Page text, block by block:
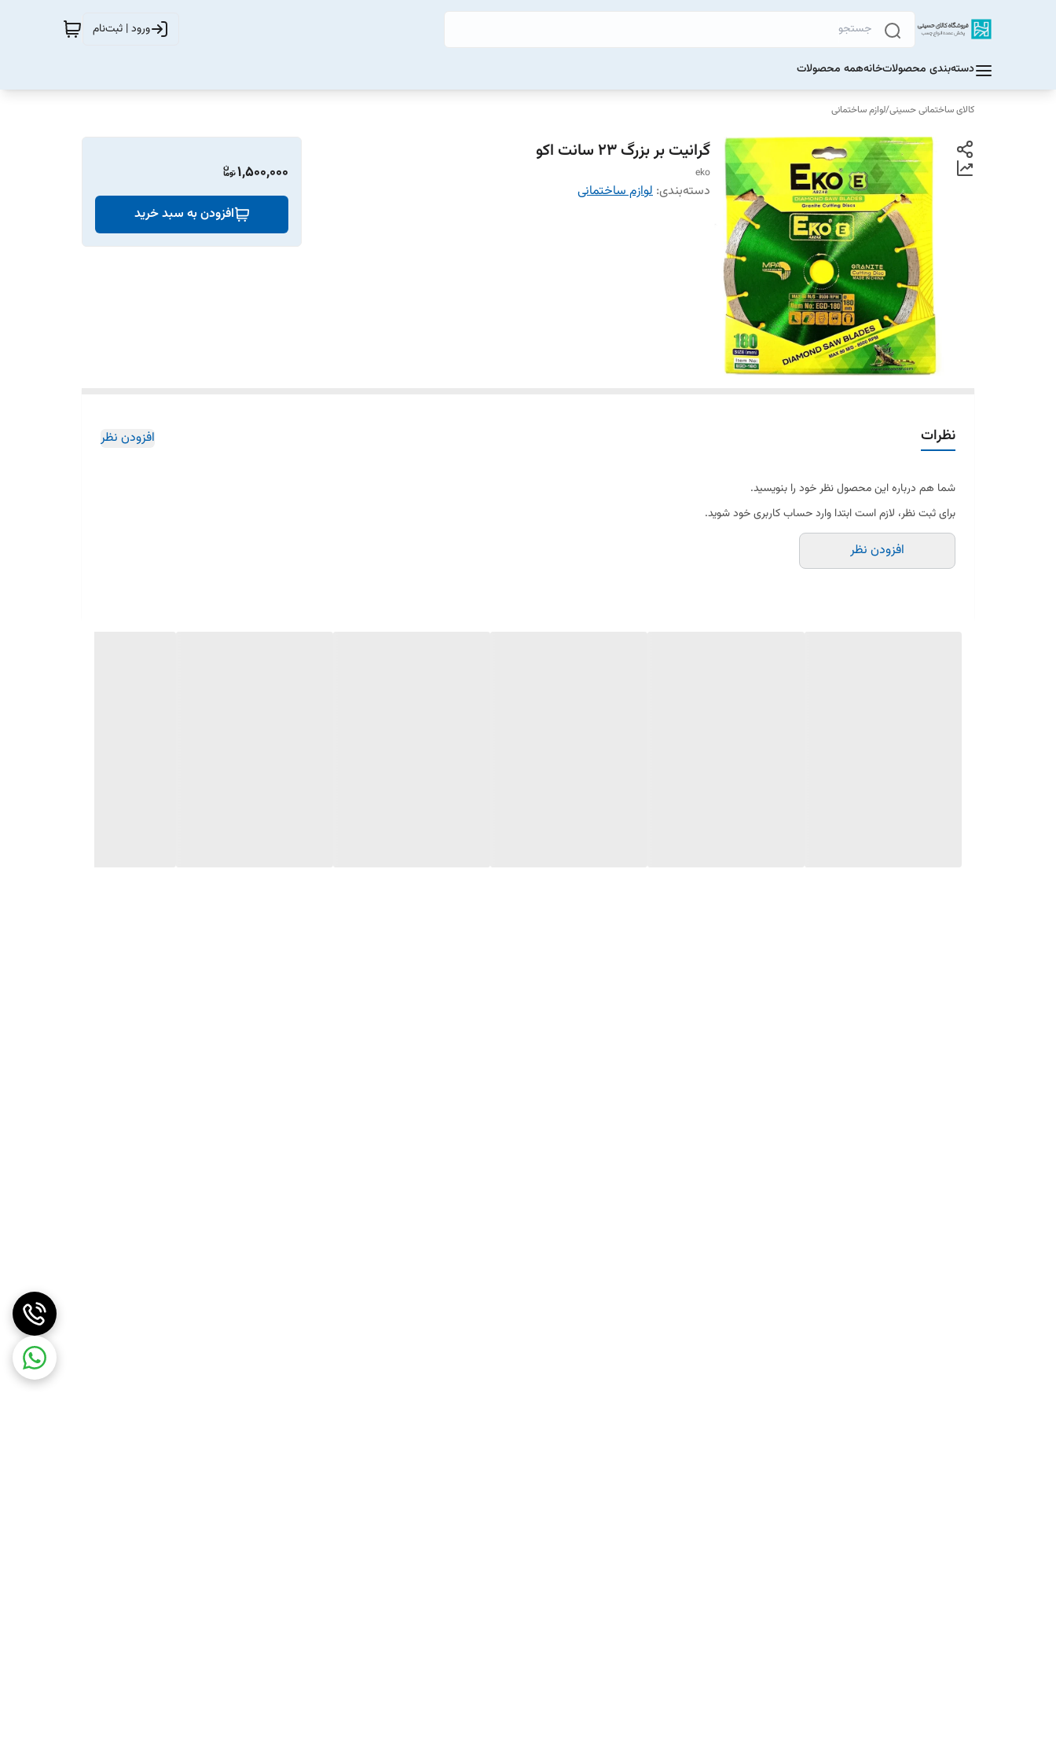
ورود | ثبت‌نام
دسته‌بندی محصولاتخانههمه محصولات
کالای ساختمانی حسینی/لوازم ساختمانی
گرانیت بر بزرگ 23 سانت اکو
eko
دسته‌بندی: لوازم ساختمانی
1,500,000
افزودن به سبد خرید
نظرات افزودن نظر
شما هم درباره این محصول نظر خود را بنویسید.
برای ثبت نظر، لازم است ابتدا وارد حساب کاربری خود شوید.
افزودن نظر